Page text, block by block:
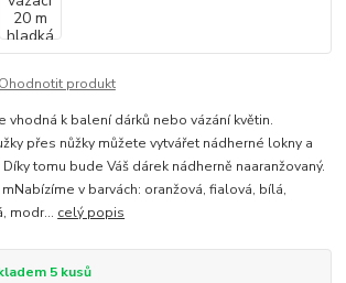
Ohodnotit produkt
vhodná k balení dárků nebo vázání květin.
přes nůžky můžete vytvářet nádherné lokny a
tomu bude Váš dárek nádherně naaranžovaný.
v barvách: oranžová, fialová, bílá,
modr... celý popis
5 kusů